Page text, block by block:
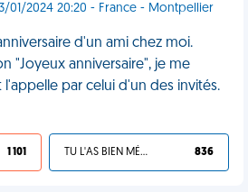
01/2024 20:20 - France - Montpellier
d'un ami chez moi.
"Joyeux anniversaire", je me
par celui d'un des invités.
1 101 TU L'AS BIEN MÉRITÉ 836